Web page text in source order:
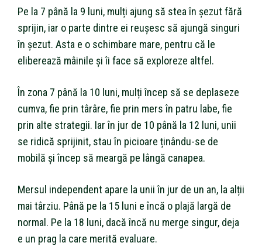
Pe la 7 până la 9 luni, mulți ajung să stea în șezut fără
sprijin, iar o parte dintre ei reușesc să ajungă singuri
în șezut. Asta e o schimbare mare, pentru că le
eliberează mâinile și îi face să exploreze altfel.
În zona 7 până la 10 luni, mulți încep să se deplaseze
cumva, fie prin târâre, fie prin mers în patru labe, fie
prin alte strategii. Iar în jur de 10 până la 12 luni, unii
se ridică sprijinit, stau în picioare ținându-se de
mobilă și încep să meargă pe lângă canapea.
Mersul independent apare la unii în jur de un an, la alții
mai târziu. Până pe la 15 luni e încă o plajă largă de
normal. Pe la 18 luni, dacă încă nu merge singur, deja
e un prag la care merită evaluare.